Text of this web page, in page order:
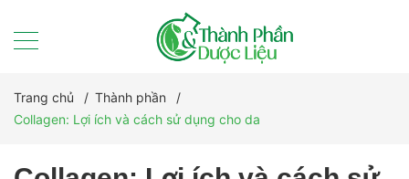
Trang chủ / Thành phần
/
Collagen: Lợi ích và cách sử dụng cho da